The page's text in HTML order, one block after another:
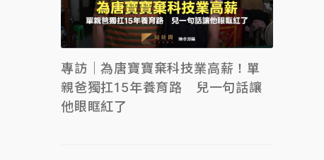
專訪｜為唐寶寶棄科技業高薪！單
親爸獨扛15年養育路 兒一句話讓
他眼眶紅了